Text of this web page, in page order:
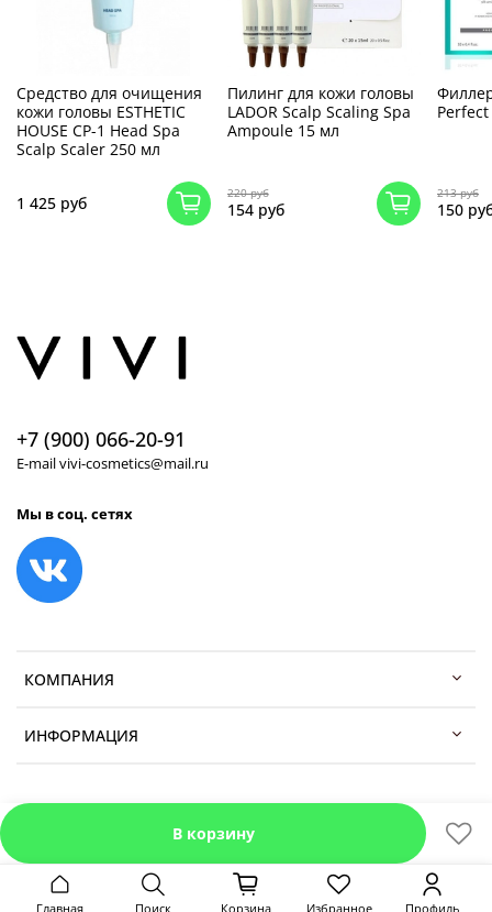
В корзину
Средство для очищения
кожи головы ESTHETIC
HOUSE CP-1 Head Spa
Scalp Scaler 250 мл
1 425 руб
Пилинг для кожи головы
LADOR Scalp Scaling Spa
Ampoule 15 мл
220 руб
154 руб
213 руб
150
КОМПАНИЯ
ИНФОРМАЦИЯ
+7 (900) 066-20-91
E-mail vivi-cosmetics@mail.ru
Мы в соц. сетях
Главная Поиск Корзина Избранное Профиль